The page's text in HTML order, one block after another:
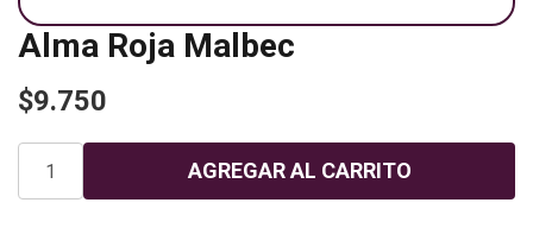
Alma Roja Malbec
$9.750